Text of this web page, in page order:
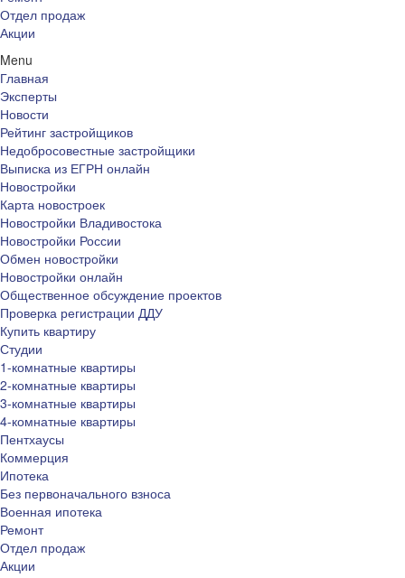
Отдел продаж
Акции
Menu
Главная
Эксперты
Новости
Рейтинг застройщиков
Недобросовестные застройщики
Выписка из ЕГРН онлайн
Новостройки
Карта новостроек
Новостройки Владивостока
Новостройки России
Обмен новостройки
Новостройки онлайн
Общественное обсуждение проектов
Проверка регистрации ДДУ
Купить квартиру
Студии
1-комнатные квартиры
2-комнатные квартиры
3-комнатные квартиры
4-комнатные квартиры
Пентхаусы
Коммерция
Ипотека
Без первоначального взноса
Военная ипотека
Ремонт
Отдел продаж
Акции